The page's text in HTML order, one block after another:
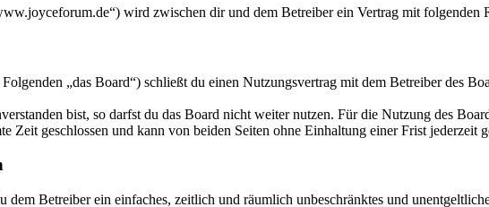
wird zwischen dir und dem Betreiber ein Vertrag mit folgenden
„das Board“) schließt du einen Nutzungsvertrag mit dem Betreiber des
bist, so darfst du das Board nicht weiter nutzen. Für die Nutzung des
Zeit geschlossen und kann von beiden Seiten ohne Einhaltung einer Frist jederzeit
dem Betreiber ein einfaches, zeitlich und räumlich unbeschränktes und